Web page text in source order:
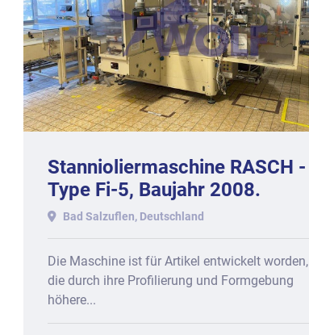
Stannioliermaschine RASCH -
Type Fi-5, Baujahr 2008.
Bad Salzuflen, Deutschland
Die Maschine ist für Artikel entwickelt worden,
die durch ihre Profilierung und Formgebung
höhere...